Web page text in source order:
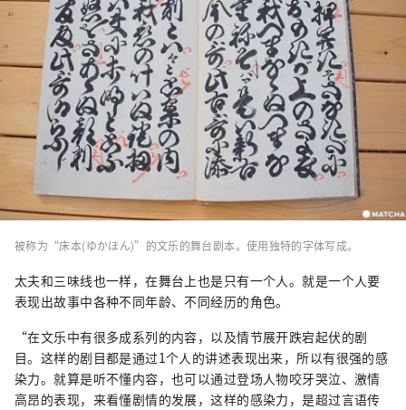
被称为“床本(ゆかほん)”的文乐的舞台剧本。使用独特的字体写成。
太夫和三味线也一样，在舞台上也是只有一个人。就是一个人要
表现出故事中各种不同年龄、不同经历的角色。
“在文乐中有很多成系列的内容，以及情节展开跌宕起伏的剧
目。这样的剧目都是通过1个人的讲述表现出来，所以有很强的感
染力。就算是听不懂内容，也可以通过登场人物咬牙哭泣、激情
高昂的表现，来看懂剧情的发展，这样的感染力，是超过言语传